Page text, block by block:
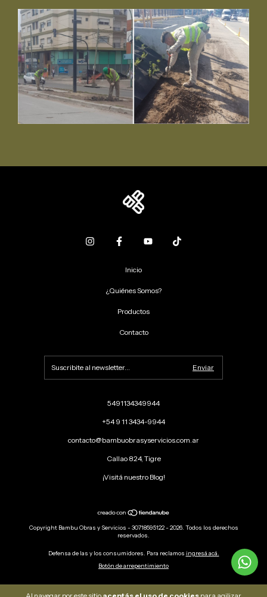
Inicio
¿Quiénes Somos?
Productos
Contacto
5491134349944
+54 9 11 3434-9944
contacto@bambuobrasyservicios.com.ar
Callao 824, Tigre
¡Visitá nuestro Blog!
Copyright Bambu Obras y Servicios - 30718595122 - 2026. Todos los derechos
reservados.
Defensa de las y los consumidores. Para reclamos ingresá acá.
Botón de arrepentimiento